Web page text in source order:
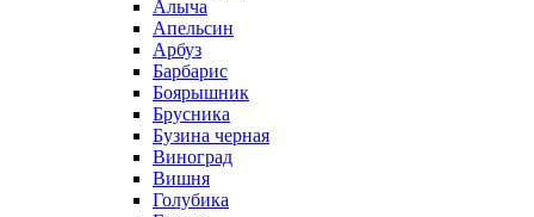
Алыча
Апельсин
Арбуз
Барбарис
Боярышник
Брусника
Бузина черная
Виноград
Вишня
Голубика